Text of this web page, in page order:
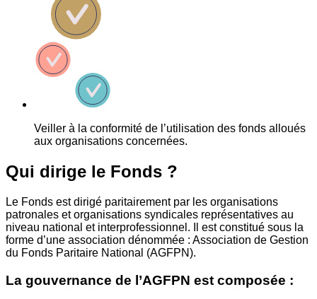
Veiller à la conformité de l’utilisation des fonds alloués
aux organisations concernées.
Qui dirige le Fonds ?
Le Fonds est dirigé paritairement par les organisations
patronales et organisations syndicales représentatives au
niveau national et interprofessionnel. Il est constitué sous la
forme d’une association dénommée : Association de Gestion
du Fonds Paritaire National (AGFPN).
La gouvernance de l’AGFPN est composée :